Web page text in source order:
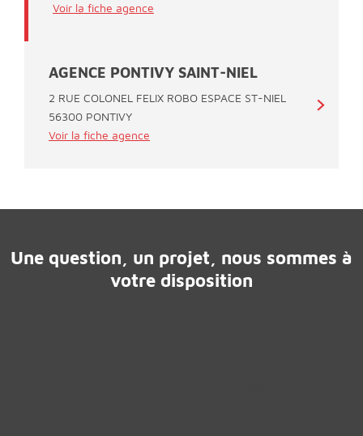
Voir la fiche agence
AGENCE PONTIVY SAINT-NIEL
2 RUE COLONEL FELIX ROBO ESPACE ST-NIEL
56300 PONTIVY
Voir la fiche agence
Une question, un projet, nous sommes à
votre disposition